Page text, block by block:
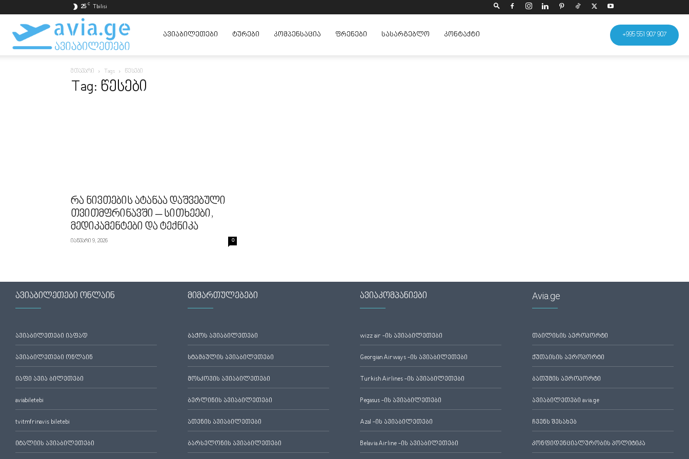
25 C Tbilisi
+995 551 907 907
ავიაბილეთები
ყველაზე
ᲐᲕᲘᲐᲑᲘᲚᲔᲗᲔᲑᲘ ᲢᲣᲠᲔᲑᲘ ᲙᲝᲛᲞᲔᲜᲡᲐᲪᲘᲐ ᲤᲠᲔᲜᲔᲑᲘ ᲡᲐᲡᲐᲠᲒᲔᲑᲚᲝ ᲙᲝᲜᲢᲐᲥᲢᲘ
მთავარი Tags წესები
Tag: წესები
რა ნივთების ატანაა დაშვებული
თვითმფრინავში – სითხეები,
მედიკამენტები და ტექნიკა
იანვარი 9, 2026 0
ავიაბილეთები ონლაინ
ავიაბილეთები იაფად
ავიაბილეთები ონლაინ
იაფი ავია ბილეთები
aviabiletebi
tvitmfrinavis biletebi
იტალიის ავიაბილეთები
მიმართულებები
ბაქოს ავიაბილეთები
სტამბულის ავიაბილეთები
მოსკოვის ავიაბილეთები
ბერლინის ავიაბილეთები
ათენის ავიაბილეთები
ბარსელონის ავიაბილეთები
ავიაკომპანიები
wizz air -ის ავიაბილეთები
Georgian Airways -ის ავიაბილეთები
Turkish Airlines -ის ავიაბილეთები
Pegasus -ის ავიაბილეთები
Azal -ის ავიაბილეთები
Belavia Airline -ის ავიაბილეთები
Avia.ge
თბილისის აეროპორტი
ქუთაისის აეროპორტი
ბათუმის აეროპორტი
ავიაბილეთები avia.ge
ჩვენს შესახებ
კონფიდენციალურობის პოლიტიკა